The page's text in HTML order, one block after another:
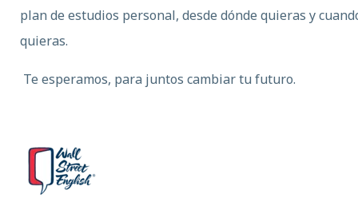
plan de estudios personal, desde dónde quieras y
quieras.
Te esperamos, para juntos cambiar tu futuro.